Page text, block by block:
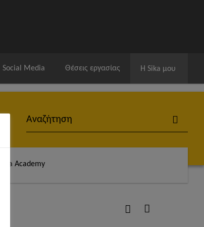
Social Media Θέσεις εργασίας Η Sika μου
Sika Academy